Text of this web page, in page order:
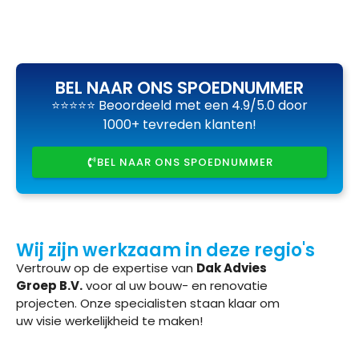
BEL NAAR ONS SPOEDNUMMER
⭐⭐⭐⭐⭐ Beoordeeld met een 4.9/5.0 door
1000+ tevreden klanten!
BEL NAAR ONS SPOEDNUMMER
Wij zijn werkzaam in deze regio's
Vertrouw op de expertise van Dak Advies
Groep B.V.voor al uw bouw- en renovatie
projecten. Onze specialisten staan klaar om
uw visie werkelijkheid te maken!